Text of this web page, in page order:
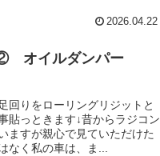
2026.04.22
オイルダンパー
りをローリングリジットと
貼っときます↓昔からラジコン
ますが親心で見ていただけた
なく私の車は、ま...